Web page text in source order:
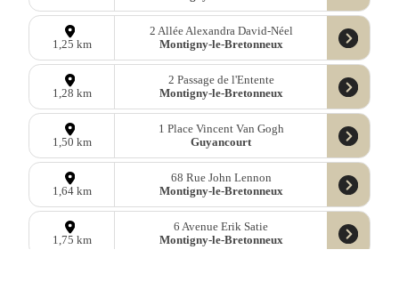
1,25 km
2 Allée Alexandra David-Néel
Montigny-le-Bretonneux
1,28 km
2 Passage de l'Entente
Montigny-le-Bretonneux
1,50 km
1 Place Vincent Van Gogh
Guyancourt
1,64 km
68 Rue John Lennon
Montigny-le-Bretonneux
1,75 km
6 Avenue Erik Satie
Montigny-le-Bretonneux